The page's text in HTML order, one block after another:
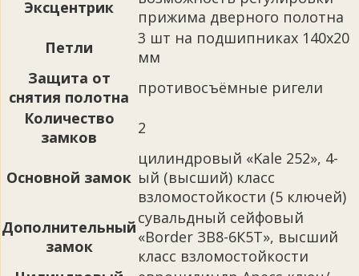
Эксцентрик
прижима дверного полотна
Петли
3 шт на подшипниках 140х20
мм
Защита от
снятия полотна противосъёмные ригели
Количество
замков
2
Основной замок
цилиндровый «Kale 252», 4-
ый (высший) класс
взломостойкости (5 ключей)
Дополнительный
замок
сувальдный сейфовый
«Border ЗВ8-6К5Т», высший
класс взломостойкости